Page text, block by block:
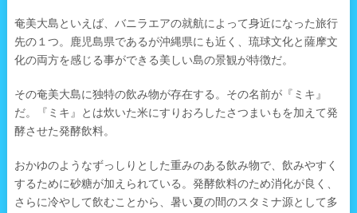
奄美大島といえば、バニラエアの就航によって身近になった旅行
先の１つ。鹿児島県であるが沖縄県にも近く、琉球文化と薩摩文
化の両方を感じる事ができる美しい島の景観が特徴だ。
その奄美大島に独特の飲み物が存在する。その名前が『ミキ』
だ。『ミキ』とは炊いた米にすりおろしたさつまいもを加えて発
酵させた発酵飲料。
おかゆのようなずっしりとした重みのある飲み物で、飲みやすく
するために砂糖が加えられている。発酵飲料のため消化が良く、
さらに冷やして飲むことから、暑い夏の間のスタミナ源として多